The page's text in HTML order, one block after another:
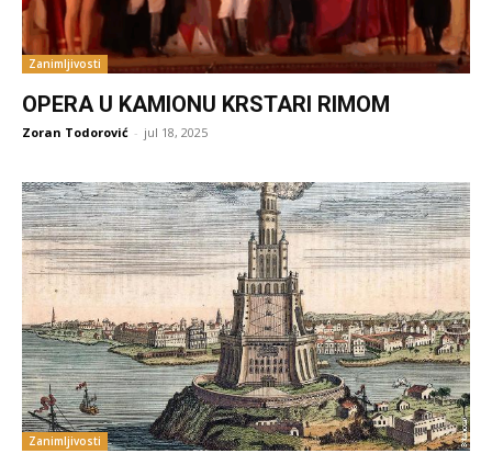
Zanimljivosti
OPERA U KAMIONU KRSTARI RIMOM
Zoran Todorović - jul 18, 2025
Zanimljivosti